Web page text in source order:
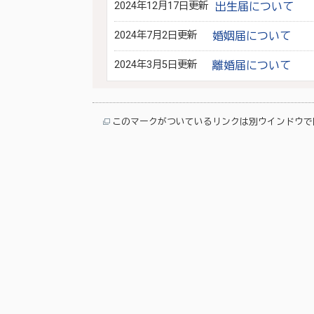
2024年12月17日更新 出生届について
2024年7月2日更新 婚姻届について
2024年3月5日更新 離婚届について
このマークがついているリンクは別ウインドウ